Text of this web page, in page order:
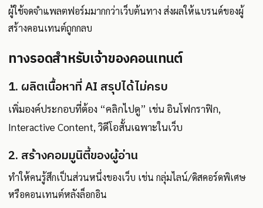
ผู้ใช้จดจำแพลตฟอร์มมากกว่าเว็บต้นทาง ส่งผลให้แบรนด์ของผู้
สร้างคอนเทนต์ถูกกลบ
ทางรอดสำหรับเจ้าของคอนเทนต์
1. ผลิตเนื้อหาที่ AI สรุปได้ไม่ครบ
เพิ่มองค์ประกอบที่ต้อง “คลิกไปดู” เช่น อินโฟกราฟิก,
Interactive Content, วิดีโอสั้นเฉพาะในเว็บ
2. สร้างคอมมูนิตี้ของผู้อ่าน
ทำให้คนรู้สึกเป็นส่วนหนึ่งของเว็บ เช่น กลุ่มไลน์/ดิสคอร์ดพิเศษ
หรือคอนเทนต์หลังล็อกอิน